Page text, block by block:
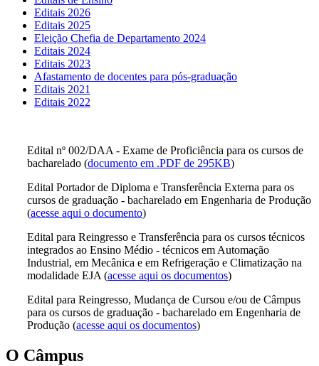
Editais 2026
Editais 2025
Eleição Chefia de Departamento 2024
Editais 2024
Editais 2023
Afastamento de docentes para pós-graduação
Editais 2021
Editais 2022
Edital nº 002/DAA - Exame de Proficiência para os cursos de
bacharelado (documento em .PDF de 295KB)
Edital Portador de Diploma e Transferência Externa para os
cursos de graduação - bacharelado em Engenharia de Produção
(acesse aqui o documento)
Edital para Reingresso e Transferência para os cursos técnicos
integrados ao Ensino Médio - técnicos em Automação
Industrial, em Mecânica e em Refrigeração e Climatização na
modalidade EJA (acesse aqui os documentos)
Edital para Reingresso, Mudança de Cursou e/ou de Câmpus
para os cursos de graduação - bacharelado em Engenharia de
Produção (acesse aqui os documentos)
O Câmpus